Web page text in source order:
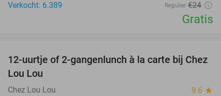
Verkocht: 6.389
Regulier €24
Gratis
32%
12-uurtje of 2-gangenlunch à la carte bij Chez
Lou Lou
Chez Lou Lou 9.6 star